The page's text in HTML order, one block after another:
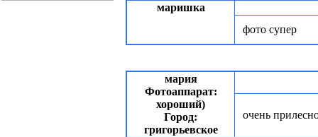
маришка
фото супер
мария
Фотоаппарат:
хороший)
Город:
григорьевское
очень